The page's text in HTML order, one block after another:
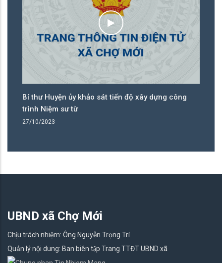
ủy khảo sát tiến độ xây dựng công
Đại biểu Hội đồng
UBND xã Chợ Mới
Chịu trách nhiệm: Ông Nguyễn Trọng Trí
Quản lý nội dung: Ban biên tập Trang TTĐT UBND xã